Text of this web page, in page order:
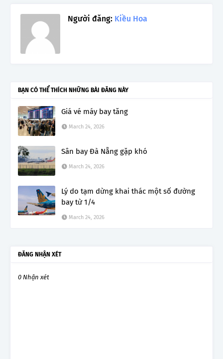
Người đăng: Kiều Hoa
BẠN CÓ THỂ THÍCH NHỮNG BÀI ĐĂNG NÀY
Giá vé máy bay tăng
March 24, 2026
Sân bay Đà Nẵng gặp khó
March 24, 2026
Lý do tạm dừng khai thác một số đường
bay từ 1/4
March 24, 2026
ĐĂNG NHẬN XÉT
0 Nhận xét